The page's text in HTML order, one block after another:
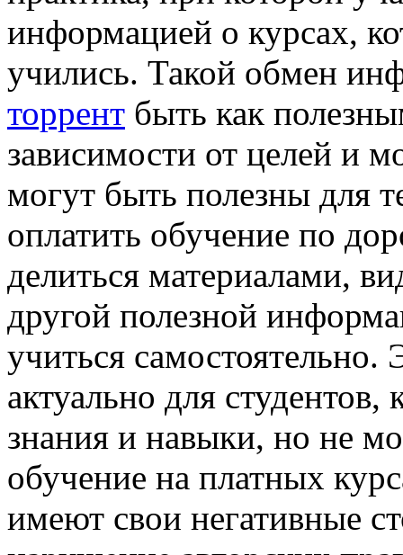
информацией о курсах,
учились. Такой обмен
торрент быть как
зависимости от целей и
могут быть полезны для
оплатить обучение по
делиться материалами,
другой полезной
учиться
актуально для
знания и навыки, но не
обучение на платных
имеют свои негативные